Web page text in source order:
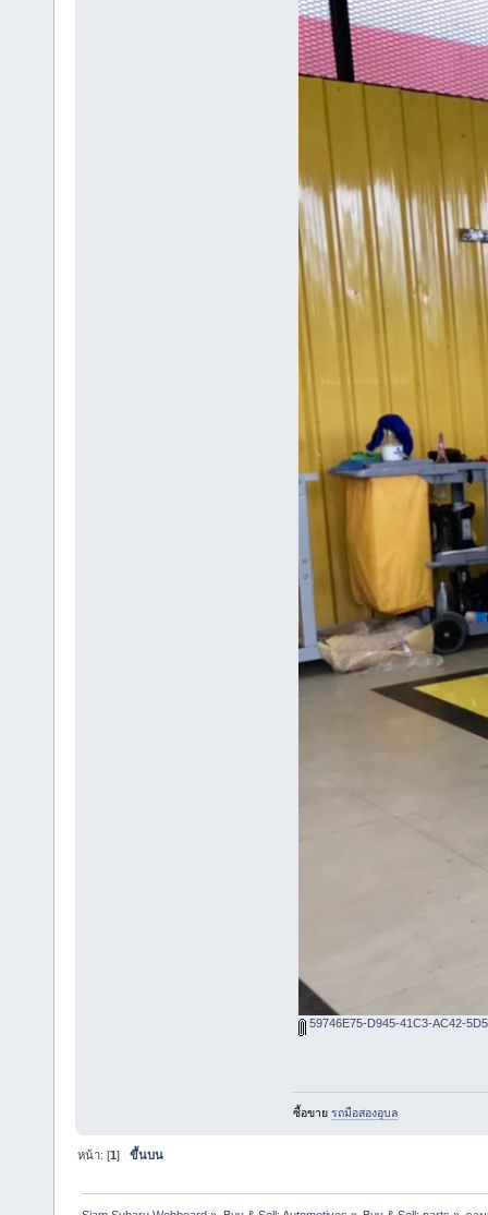
59746E75-D945-41C3-AC42-
ซื้อขาย รถมือสองอุบล
หน้า: [1]ขึ้นบน